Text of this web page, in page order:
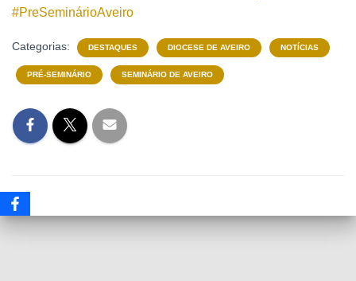
#PreSeminárioAveiro
Categorias: DESTAQUES DIOCESE DE AVEIRO NOTÍCIAS
PRÉ-SEMINÁRIO SEMINÁRIO DE AVEIRO